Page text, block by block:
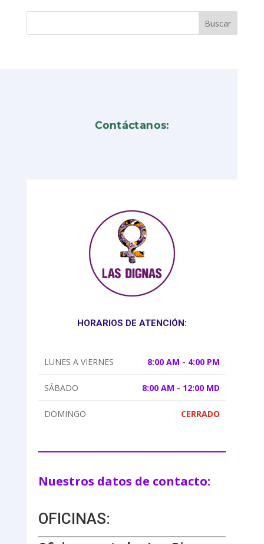
Contáctanos:
HORARIOS DE ATENCIÓN:
LUNES A VIERNES 8:00 AM - 4:00 PM
SÁBADO 8:00 AM - 12:00 MD
DOMINGO CERRADO
Nuestros datos de contacto:
OFICINAS: